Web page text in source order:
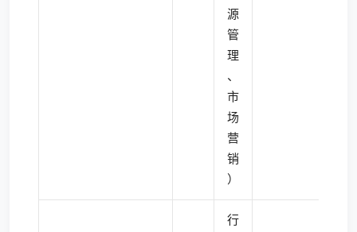
源
管
理
、
市
场
营
销
）
行